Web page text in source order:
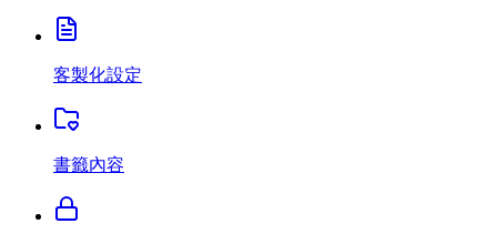
客製化設定
書籤內容